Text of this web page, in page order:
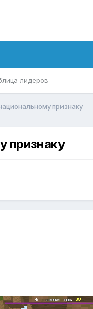
лидеров
признаку
признаку